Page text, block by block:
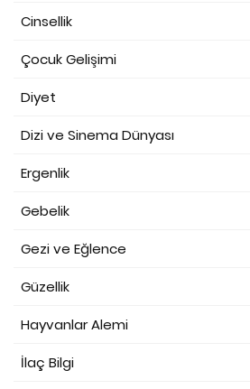
Cinsellik
Çocuk Gelişimi
Diyet
Dizi ve Sinema Dünyası
Ergenlik
Gebelik
Gezi ve Eğlence
Güzellik
Hayvanlar Alemi
İlaç Bilgi